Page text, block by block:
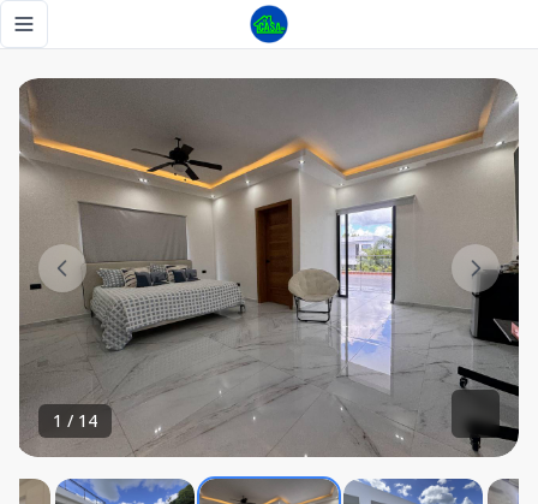
Toggle navigation menu
1 / 14
✨ Villa de Lujo en Venta – Playa Nueva Romana ✨ Donde